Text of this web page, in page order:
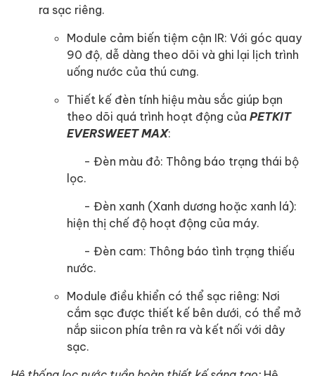
ra sạc riêng.
Module cảm biến tiệm cận IR: Với góc quay
90 độ, dễ dàng theo dõi và ghi lại lịch trình
uống nước của thú cưng.
Thiết kế đèn tính hiệu màu sắc giúp bạn
theo dõi quá trình hoạt động của PETKIT
EVERSWEET MAX:
- Đèn màu đỏ: Thông báo trạng thái bộ
lọc.
- Đèn xanh (Xanh dương hoặc xanh lá):
hiện thị chế độ hoạt động của máy.
- Đèn cam: Thông báo tình trạng thiếu
nước.
Module điều khiển có thể sạc riêng: Nơi
cắm sạc được thiết kế bên dưới, có thể mở
nắp siicon phía trên ra và kết nối với dây
sạc.